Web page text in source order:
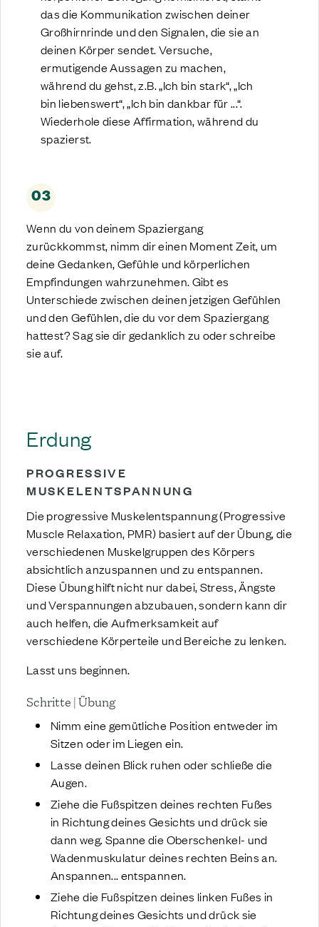
das die Kommunikation zwischen deiner
Großhirnrinde und den Signalen, die sie an
deinen Körper sendet. Versuche,
ermutigende Aussagen zu machen,
während du gehst, z.B. „Ich bin stark“, „Ich
bin liebenswert“, „Ich bin dankbar für ...“.
Wiederhole diese Affirmation, während du
spazierst.
03
Wenn du von deinem Spaziergang
zurückkommst, nimm dir einen Moment Zeit, um
deine Gedanken, Gefühle und körperlichen
Empfindungen wahrzunehmen. Gibt es
Unterschiede zwischen deinen jetzigen Gefühlen
und den Gefühlen, die du vor dem Spaziergang
hattest? Sag sie dir gedanklich zu oder schreibe
sie auf.
Erdung
PROGRESSIVE
MUSKELENTSPANNUNG
Die progressive Muskelentspannung (Progressive
Muscle Relaxation, PMR) basiert auf der Übung, die
verschiedenen Muskelgruppen des Körpers
absichtlich anzuspannen und zu entspannen.
Diese Übung hilft nicht nur dabei, Stress, Ängste
und Verspannungen abzubauen, sondern kann dir
auch helfen, die Aufmerksamkeit auf
verschiedene Körperteile und Bereiche zu lenken.
Lasst uns beginnen.
Schritte | Übung
Nimm eine gemütliche Position entweder im
Sitzen oder im Liegen ein.
Lasse deinen Blick ruhen oder schließe die
Augen.
Ziehe die Fußspitzen deines rechten Fußes
in Richtung deines Gesichts und drück sie
dann weg. Spanne die Oberschenkel- und
Wadenmuskulatur deines rechten Beins an.
Anspannen... entspannen.
Ziehe die Fußspitzen deines linken Fußes in
Richtung deines Gesichts und drück sie